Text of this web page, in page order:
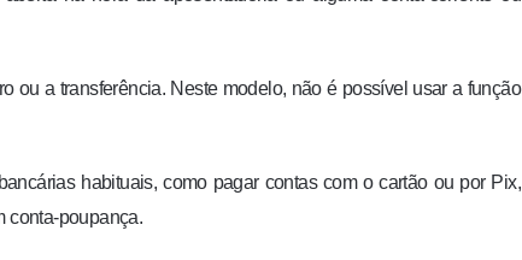
ou a transferência. Neste modelo, não é possível usar a função
habituais, como pagar contas com o cartão ou por Pix,
conta-poupança.